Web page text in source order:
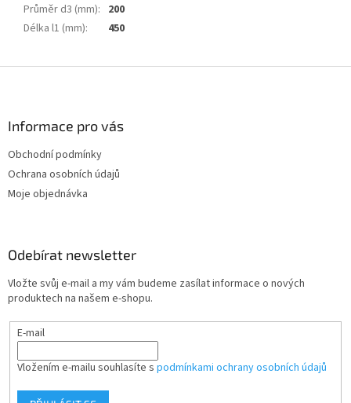
Průměr d3 (mm): 200
Délka l1 (mm): 450
Informace pro vás
Obchodní podmínky
Ochrana osobních údajů
Moje objednávka
Odebírat newsletter
Vložte svůj e-mail a my vám budeme zasílat informace o nových
produktech na našem e-shopu.
E-mail
Vložením e-mailu souhlasíte s podmínkami ochrany osobních údajů